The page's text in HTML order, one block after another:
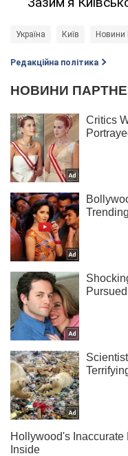
Україна Київ Новини
Редакційна політика